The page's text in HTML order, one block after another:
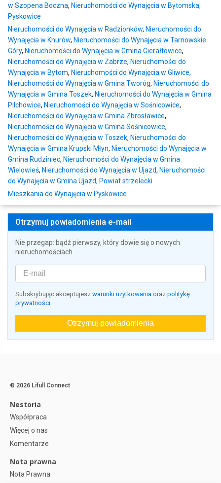
w Szopena Boczna, Nieruchomości do Wynajęcia w Bytomska,
Pyskowice
Nieruchomości do Wynajęcia w Radzionków, Nieruchomości do
Wynajęcia w Knurów, Nieruchomości do Wynajęcia w Tarnowskie
Góry, Nieruchomości do Wynajęcia w Gmina Gierałtowice,
Nieruchomości do Wynajęcia w Zabrze, Nieruchomości do
Wynajęcia w Bytom, Nieruchomości do Wynajęcia w Gliwice,
Nieruchomości do Wynajęcia w Gmina Tworóg, Nieruchomości do
Wynajęcia w Gmina Toszek, Nieruchomości do Wynajęcia w Gmina
Pilchowice, Nieruchomości do Wynajęcia w Sośnicowice,
Nieruchomości do Wynajęcia w Gmina Zbrosławice,
Nieruchomości do Wynajęcia w Gmina Sośnicowice,
Nieruchomości do Wynajęcia w Toszek, Nieruchomości do
Wynajęcia w Gmina Krupski Młyn, Nieruchomości do Wynajęcia w
Gmina Rudziniec, Nieruchomości do Wynajęcia w Gmina
Wielowieś, Nieruchomości do Wynajęcia w Ujazd, Nieruchomości
do Wynajęcia w Gmina Ujazd, Powiat strzelecki
Mieszkania do Wynajęcia w Pyskowice
Otrzymuj powiadomienia e-mail
Nie przegap: bądź pierwszy, który dowie się o nowych
nieruchomościach
Subskrybując akceptujesz warunki użytkowania oraz politykę
prywatności
Otrzymuj powiadomienia
© 2026 Lifull Connect
Nestoria
Współpraca
Więcej o nas
Komentarze
Nota prawna
Nota Prawna